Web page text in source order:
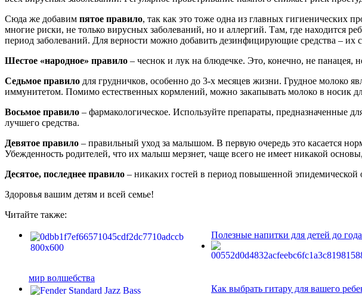
Сюда же добавим пятое правило, так как это тоже одна из главных гигиенических
многие риски, не только вирусных заболеваний, но и аллергий. Там, где находится
период заболеваний. Для верности можно добавить дезинфицирующие средства – их
Шестое «народное» правило – чеснок и лук на блюдечке. Это, конечно, не
Седьмое правило для грудничков, особенно до 3-х месяцев жизни. Грудное молоко
иммунитетом. Помимо естественных кормлений, можно закапывать молоко в носик
Восьмое правило – фармакологическое. Используйте препараты, предназначенные
лучшего средства.
Девятое правило – правильный уход за малышом. В первую очередь это касается
Убежденность родителей, что их малыш мерзнет, чаще всего не имеет никакой
Десятое, последнее правило – никаких гостей в период повышенной эпидемической
Здоровья вашим детям и всей семье!
Читайте также:
Полезные напитки для детей до
мир волшебства
Как выбрать гитару для вашего